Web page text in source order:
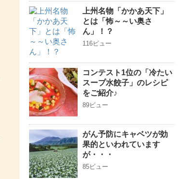
上州名物「かかあ天下」
とは「怖～～い奥さ
ん」！？
116ビュー
コンテスト1位の「冷たい
スープ水餃子」のレシピ
をご紹介♪
89ビュー
がん予防にキャベツが効
果的といわれています
が・・・
85ビュー